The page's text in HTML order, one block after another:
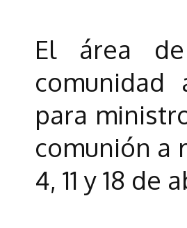
El área
para
comunión a
4, 11 y 18